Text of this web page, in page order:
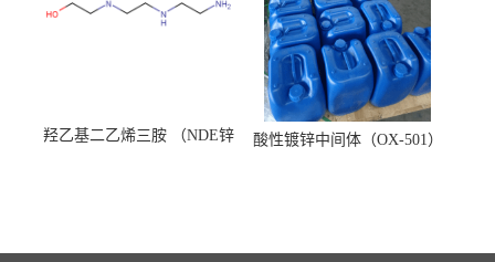
羟乙基二乙烯三胺 （NDE锌
酸性镀锌中间体（OX-501）